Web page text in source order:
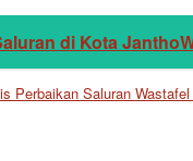
di Kota
Perbaikan Saluran